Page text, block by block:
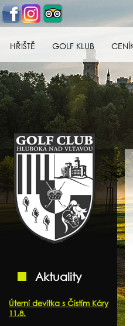
HŘIŠTĚ GOLF KLUB
Golf klub Hluboká
nad Vltavou
Aktuality
Úterní devítka s Čistím Káry
11.8.